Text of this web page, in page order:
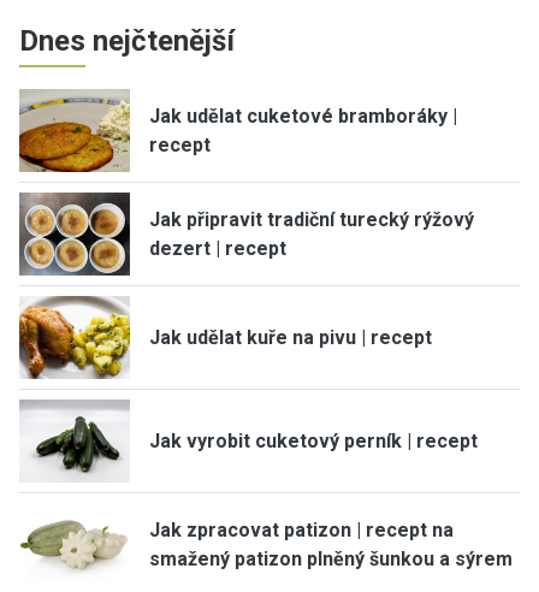
Dnes nejčtenější
Jak udělat cuketové bramboráky |
recept
Jak připravit tradiční turecký rýžový
dezert | recept
Jak udělat kuře na pivu | recept
Jak vyrobit cuketový perník | recept
Jak zpracovat patizon | recept na
smažený patizon plněný šunkou a sýrem